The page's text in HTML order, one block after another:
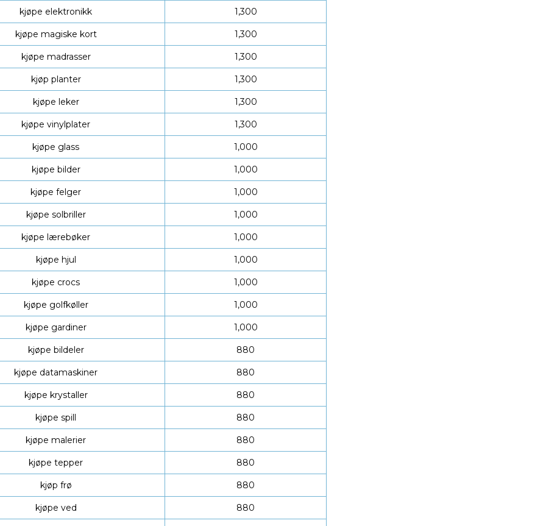
kjøpe elektronikk 1,300
kjøpe magiske kort 1,300
kjøpe madrasser 1,300
kjøp planter 1,300
kjøpe leker 1,300
kjøpe vinylplater 1,300
kjøpe glass 1,000
kjøpe bilder 1,000
kjøpe felger 1,000
kjøpe solbriller 1,000
kjøpe lærebøker 1,000
kjøpe hjul 1,000
kjøpe crocs 1,000
kjøpe golfkøller 1,000
kjøpe gardiner 1,000
kjøpe bildeler 880
kjøpe datamaskiner 880
kjøpe krystaller 880
kjøpe spill 880
kjøpe malerier 880
kjøpe tepper 880
kjøp frø 880
kjøpe ved 880